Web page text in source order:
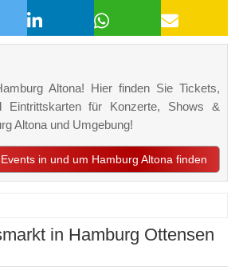
Altona! Hier finden Sie Tickets,
Eintrittskarten für Konzerte, Shows &
Altona und Umgebung!
in und um Hamburg Altona finden
in Hamburg Ottensen